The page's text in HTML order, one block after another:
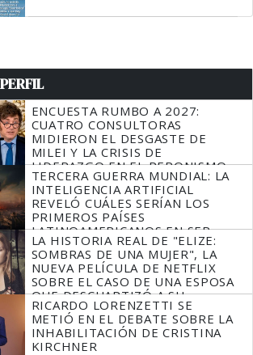
ENCUESTA RUMBO A 2027:
CUATRO CONSULTORAS
MIDIERON EL DESGASTE DE
MILEI Y LA CRISIS DE
LIDERAZGO EN EL PERONISMO
TERCERA GUERRA MUNDIAL: LA
INTELIGENCIA ARTIFICIAL
REVELÓ CUÁLES SERÍAN LOS
PRIMEROS PAÍSES
LATINOAMERICANOS EN SER
DERROTADOS
LA HISTORIA REAL DE "ELIZE:
SOMBRAS DE UNA MUJER", LA
NUEVA PELÍCULA DE NETFLIX
SOBRE EL CASO DE UNA ESPOSA
QUE DESCUARTIZÓ A SU
MARIDO
RICARDO LORENZETTI SE
METIÓ EN EL DEBATE SOBRE LA
INHABILITACIÓN DE CRISTINA
KIRCHNER